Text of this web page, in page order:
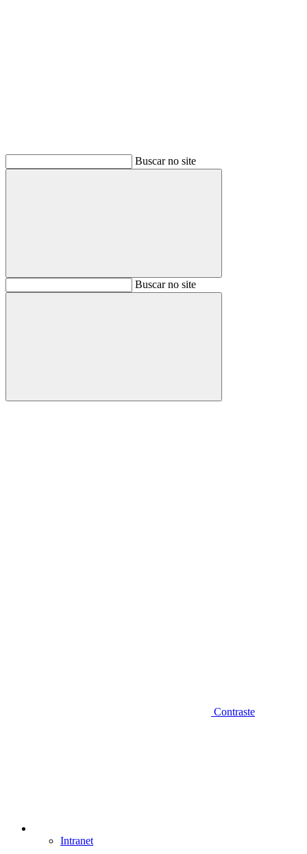
Buscar no site
BuscarBuscar no site
Buscar
Contraste
Intranet